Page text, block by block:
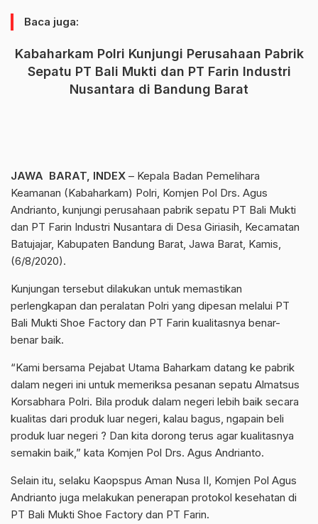
Baca juga:
Kabaharkam Polri Kunjungi Perusahaan Pabrik
Sepatu PT Bali Mukti dan PT Farin lndustri
Nusantara di Bandung Barat
JAWA BARAT, INDEX – Kepala Badan Pemelihara
Keamanan (Kabaharkam) Polri, Komjen Pol Drs. Agus
Andrianto, kunjungi perusahaan pabrik sepatu PT Bali Mukti
dan PT Farin Industri Nusantara di Desa Giriasih, Kecamatan
Batujajar, Kabupaten Bandung Barat, Jawa Barat, Kamis,
(6/8/2020).
Kunjungan tersebut dilakukan untuk memastikan
perlengkapan dan peralatan Polri yang dipesan melalui PT
Bali Mukti Shoe Factory dan PT Farin kualitasnya benar-
benar baik.
“Kami bersama Pejabat Utama Baharkam datang ke pabrik
dalam negeri ini untuk memeriksa pesanan sepatu Almatsus
Korsabhara Polri. Bila produk dalam negeri lebih baik secara
kualitas dari produk luar negeri, kalau bagus, ngapain beli
produk luar negeri ? Dan kita dorong terus agar kualitasnya
semakin baik,” kata Komjen Pol Drs. Agus Andrianto.
Selain itu, selaku Kaopspus Aman Nusa II, Komjen Pol Agus
Andrianto juga melakukan penerapan protokol kesehatan di
PT Bali Mukti Shoe Factory dan PT Farin.